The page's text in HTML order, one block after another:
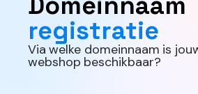
registratie
Via welke domeinnaam is
webshop beschikbaar?